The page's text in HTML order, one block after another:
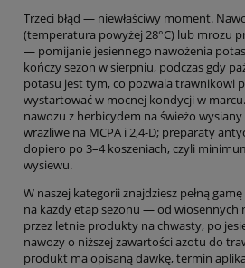
Trzeci błąd — niewłaściwy moment.
(temperatura powyżej 28°C) lub mrozu
— pomijanie jesiennego nawożenia
kończy sezon w sierpniu, podczas gdy
potasu jest tym, co pozwala trawnikowi
wystartować w mocnej kondycji w
nawozu z herbicydem na świeżo
wrażliwe na MCPA i 2,4-D; preparaty
dopiero po 3–4 koszeniach, czyli
wysiewu.
W naszej kategorii znajdziesz pełną
na każdy etap sezonu — od wiosennych
przez letnie produkty na chwasty, po
nawozy o niższej zawartości azotu do
produkt ma opisaną dawkę, termin